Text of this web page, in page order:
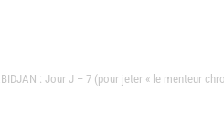
: Jour J – 7 (pour jeter « le menteur